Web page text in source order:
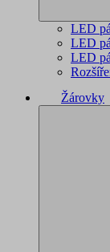
LED
LED
LED
Žárovky